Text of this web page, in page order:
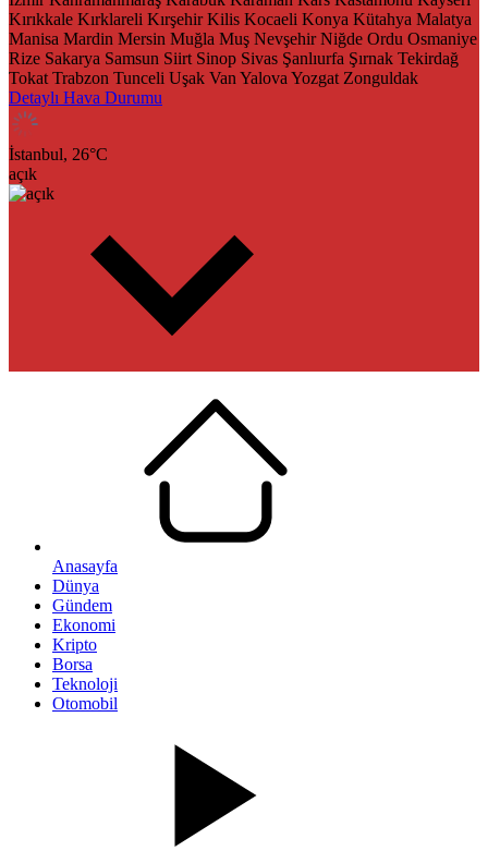
Kırıkkale Kırklareli Kırşehir Kilis Kocaeli Konya Kütahya Malatya
Manisa Mardin Mersin Muğla Muş Nevşehir Niğde Ordu Osmaniye
Rize Sakarya Samsun Siirt Sinop Sivas Şanlıurfa Şırnak Tekirdağ
Tokat Trabzon Tunceli Uşak Van Yalova Yozgat Zonguldak
Detaylı Hava Durumu
İstanbul, 26°C
açık
Anasayfa
Dünya
Gündem
Ekonomi
Kripto
Borsa
Teknoloji
Otomobil